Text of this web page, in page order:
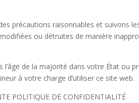
précautions raisonnables et suivons
ou détruites de manière
de la majorité dans votre État ou
à votre charge d’utiliser ce site web.
POLITIQUE DE CONFIDENTIALITÉ